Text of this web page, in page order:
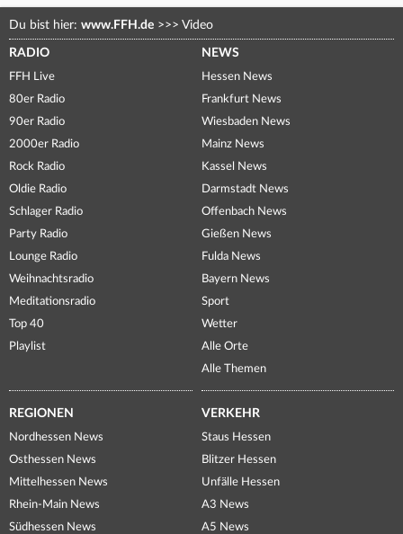
Du bist hier: www.FFH.de >>> Video
RADIO
FFH Live
80er Radio
90er Radio
2000er Radio
Rock Radio
Oldie Radio
Schlager Radio
Party Radio
Lounge Radio
Weihnachtsradio
Meditationsradio
Top 40
Playlist
NEWS
Hessen News
Frankfurt News
Wiesbaden News
Mainz News
Kassel News
Darmstadt News
Offenbach News
Gießen News
Fulda News
Bayern News
Sport
Wetter
Alle Orte
Alle Themen
REGIONEN
Nordhessen News
Osthessen News
Mittelhessen News
Rhein-Main News
Südhessen News
VERKEHR
Staus Hessen
Blitzer Hessen
Unfälle Hessen
A3 News
A5 News